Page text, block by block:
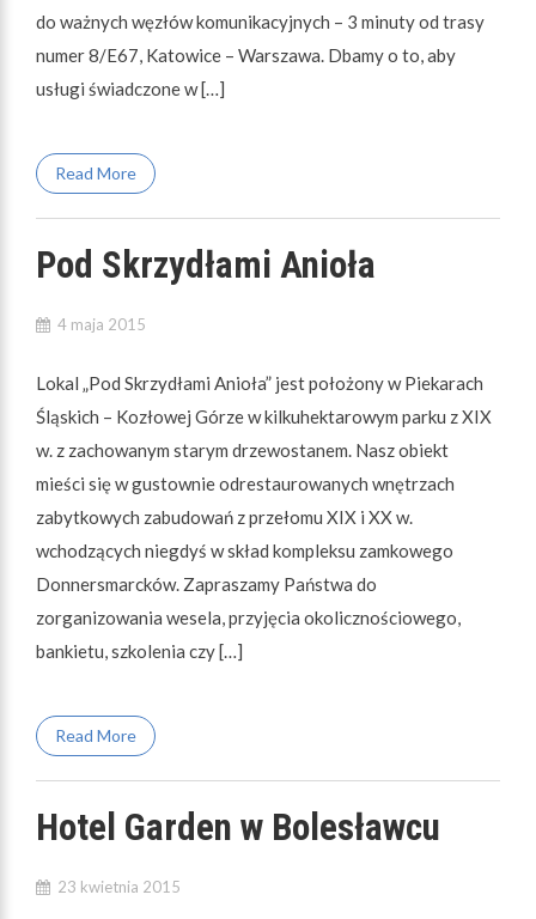
do ważnych węzłów komunikacyjnych – 3 minuty od trasy
numer 8/E67, Katowice – Warszawa. Dbamy o to, aby
usługi świadczone w […]
Read More
Pod Skrzydłami Anioła
4 maja 2015
Lokal „Pod Skrzydłami Anioła” jest położony w Piekarach
Śląskich – Kozłowej Górze w kilkuhektarowym parku z XIX
w. z zachowanym starym drzewostanem. Nasz obiekt
mieści się w gustownie odrestaurowanych wnętrzach
zabytkowych zabudowań z przełomu XIX i XX w.
wchodzących niegdyś w skład kompleksu zamkowego
Donnersmarcków. Zapraszamy Państwa do
zorganizowania wesela, przyjęcia okolicznościowego,
bankietu, szkolenia czy […]
Read More
Hotel Garden w Bolesławcu
23 kwietnia 2015